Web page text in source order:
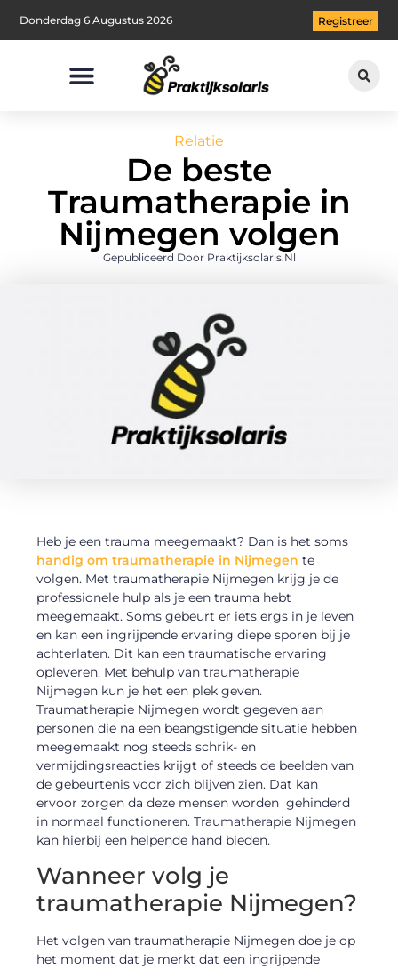
Donderdag 6 Augustus 2026 Registreer
Relatie
De beste
Traumatherapie in
Nijmegen volgen
Gepubliceerd Door Praktijksolaris.nl
Heb je een trauma meegemaakt? Dan is het soms
handig om traumatherapie in Nijmegen te
volgen. Met traumatherapie Nijmegen krijg je de
professionele hulp als je een trauma hebt
meegemaakt. Soms gebeurt er iets ergs in je leven
en kan een ingrijpende ervaring diepe sporen bij je
achterlaten. Dit kan een traumatische ervaring
opleveren. Met behulp van traumatherapie
Nijmegen kun je het een plek geven.
Traumatherapie Nijmegen wordt gegeven aan
personen die na een beangstigende situatie hebben
meegemaakt nog steeds schrik- en
vermijdingsreacties krijgt of steeds de beelden van
de gebeurtenis voor zich blijven zien. Dat kan
ervoor zorgen da deze mensen worden gehinderd
in normaal functioneren. Traumatherapie Nijmegen
kan hierbij een helpende hand bieden.
Wanneer volg je
traumatherapie Nijmegen?
Het volgen van traumatherapie Nijmegen doe je op
het moment dat je merkt dat een ingrijpende